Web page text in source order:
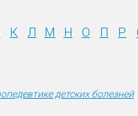
К Л М Н О П Р
детских болезней